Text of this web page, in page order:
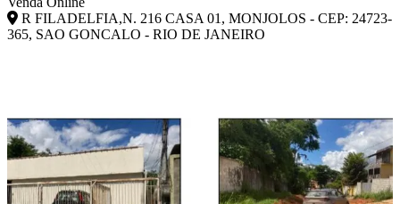
R FILADELFIA,N. 216 CASA 01, MONJOLOS - CEP: 24723-
365, SAO GONCALO - RIO DE JANEIRO